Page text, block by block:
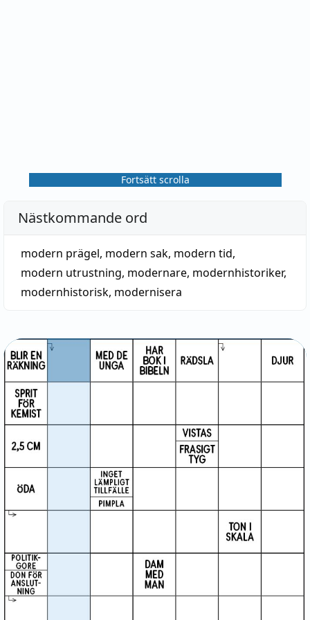
Fortsätt scrolla
Nästkommande ord
modern prägel, modern sak, modern tid,
modern utrustning, modernare, modernhistoriker,
modernhistorisk, modernisera